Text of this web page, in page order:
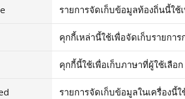
รายการจัดเก็บข้อมูลท้องถิ่นนี้ใช้
คุกกี้เหล่านี้ใช้เพื่อจัดเก็บรายกา
คุกกี้นี้ใช้เพื่อเก็บภาษาที่ผู้ใช้เลือก
รายการจัดเก็บข้อมูลในเครื่องนี้